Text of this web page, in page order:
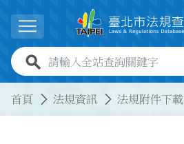
展開選單
全站查詢關鍵字欄位
首頁 法規資訊 法規附件下載